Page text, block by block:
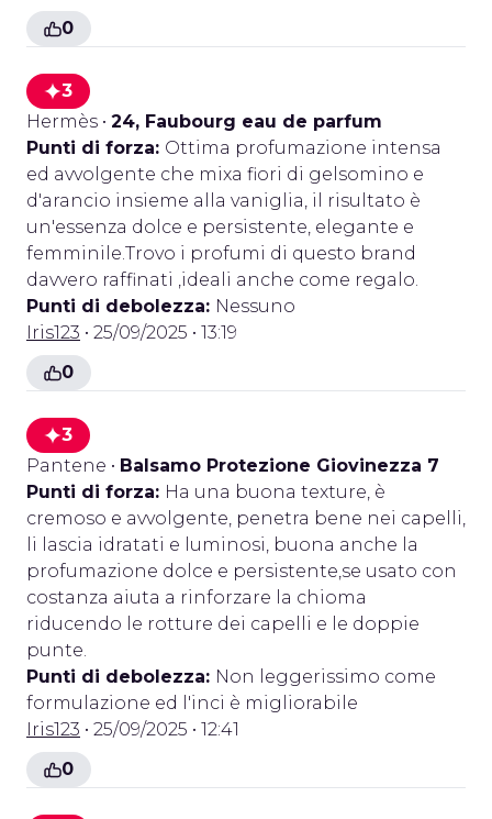
0
3
Hermès • 24, Faubourg eau de parfum
Punti di forza: Ottima profumazione intensa
ed avvolgente che mixa fiori di gelsomino e
d'arancio insieme alla vaniglia, il risultato è
un'essenza dolce e persistente, elegante e
femminile.Trovo i profumi di questo brand
davvero raffinati ,ideali anche come regalo.
Punti di debolezza: Nessuno
Iris123 • 25/09/2025 • 13:19
0
3
Pantene • Balsamo Protezione Giovinezza 7
Punti di forza: Ha una buona texture, è
cremoso e avvolgente, penetra bene nei capelli,
li lascia idratati e luminosi, buona anche la
profumazione dolce e persistente,se usato con
costanza aiuta a rinforzare la chioma
riducendo le rotture dei capelli e le doppie
punte.
Punti di debolezza: Non leggerissimo come
formulazione ed l'inci è migliorabile
Iris123 • 25/09/2025 • 12:41
0